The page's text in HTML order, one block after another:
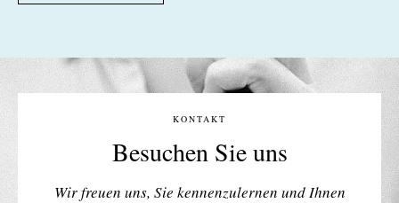
KONTAKT
Besuchen Sie uns
Wir freuen uns, Sie kennenzulernen und Ihnen